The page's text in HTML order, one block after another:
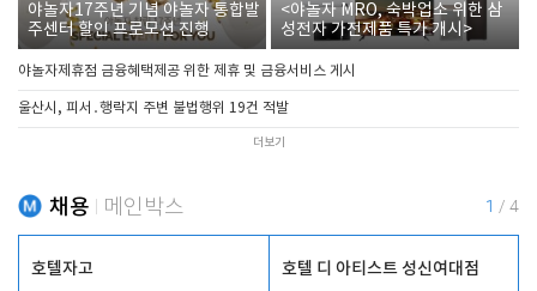
야놀자17주년 기념 야놀자 통합발
주센터 할인 프로모션 진행
<야놀자 MRO, 숙박업소 위한 삼
성전자 가전제품 특가 개시>
야놀자제휴점 금융혜택제공 위한 제휴 및 금융서비스 게시
울산시, 피서․행락지 주변 불법행위 19건 적발
더보기
채용 메인박스 1 / 4
호텔자고 호텔 디 아티스트 성신여대점